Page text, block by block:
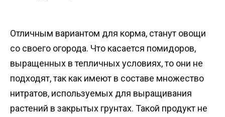
Отличным вариантом для корма, станут овощи
со своего огорода. Что касается помидоров,
выращенных в тепличных условиях, то они не
подходят, так как имеют в составе множество
нитратов, используемых для выращивания
растений в закрытых грунтах. Такой продукт не